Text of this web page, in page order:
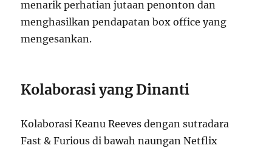
menarik perhatian jutaan penonton dan
menghasilkan pendapatan box office yang
mengesankan.
Kolaborasi yang Dinanti
Kolaborasi Keanu Reeves dengan sutradara
Fast & Furious di bawah naungan Netflix